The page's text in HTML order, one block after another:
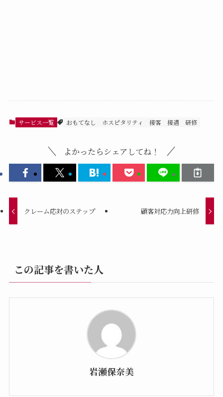
サービス一覧 おもてなし ホスピタリティ 接客 接遇 研修
よかったらシェアしてね！
クレーム応対のステップ 顧客対応⼒向上研修
この記事を書いた人
岩瀬保奈美